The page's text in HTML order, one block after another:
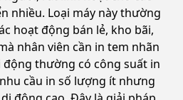
nhiều. Loại máy này thường
hoạt động bán lẻ, kho bãi,
nhân viên cần in tem nhãn
động thường có công suất in
cầu in số lượng ít nhưng